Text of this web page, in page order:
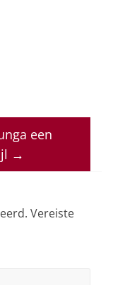
een
→
Vereiste